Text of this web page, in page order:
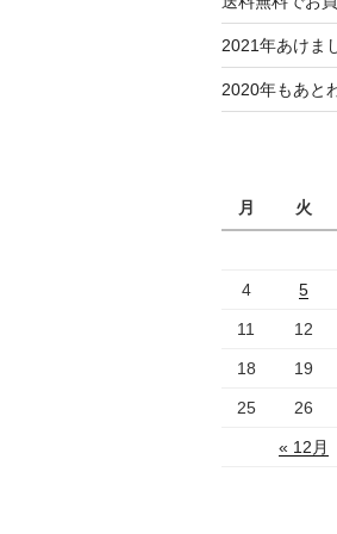
2021年あけま
2020年もあと
月 火
« 12月
4 5
11 12
18 19
25 26